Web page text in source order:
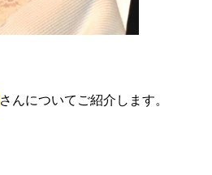
さんについてご紹介します。